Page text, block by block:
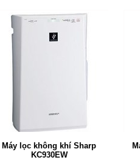
Máy lọc không khí Sharp
KC930EW